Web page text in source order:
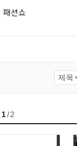
패션쇼
1/ 2